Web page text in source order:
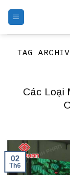
TAG
Các Loại
02
Th6